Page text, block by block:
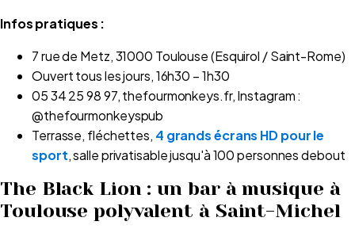
Infos pratiques :
7 rue de Metz, 31000 Toulouse (Esquirol / Saint-Rome)
Ouvert tous les jours, 16h30 – 1h30
05 34 25 98 97, thefourmonkeys.fr, Instagram :
@thefourmonkeyspub
Terrasse, fléchettes, 4 grands écrans HD pour le
sport, salle privatisable jusqu'à 100 personnes debout
The Black Lion : un bar à musique à
Toulouse polyvalent à Saint-Michel